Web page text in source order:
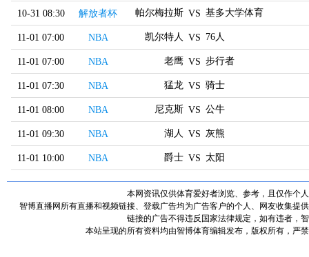
10-31 08:30 解放者杯 帕尔梅拉斯 VS 基多大学体育
11-01 07:00 NBA 凯尔特人 VS 76人
11-01 07:00 NBA 老鹰 VS 步行者
11-01 07:30 NBA 猛龙 VS 骑士
11-01 08:00 NBA 尼克斯 VS 公牛
11-01 09:30 NBA 湖人 VS 灰熊
11-01 10:00 NBA 爵士 VS 太阳
本网资讯仅供体育爱好者浏览、参考，且仅作个
智博直播网所有直播和视频链接、登载广告均为广告客户的个人、网友收集提
链接的广告不得违反国家法律规定，如有违者，
本站呈现的所有资料均由智博体育编辑发布，版权所有，严